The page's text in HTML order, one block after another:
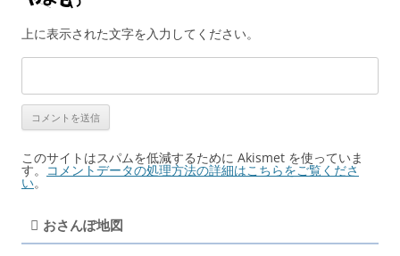
上に表示された文字を入力してください。
このサイトはスパムを低減するために Akismet を使っていま
す。 コメントデータの処理方法の詳細はこちらをご覧くださ
い。
おさんぽ地図